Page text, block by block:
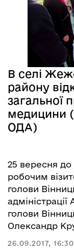
В селі
району
загальної
медицини
ОДА)
25 вересня до
робочим
голови
голови
Олександр
26.09.2017, 16:30